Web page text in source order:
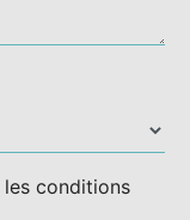
conditions